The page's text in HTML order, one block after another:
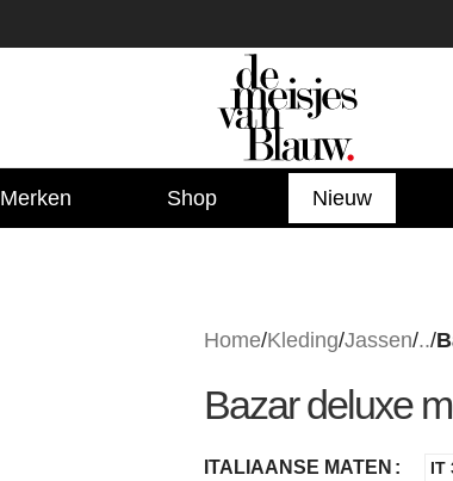
Merken Shop Nieuw
Home/Kleding/Jassen/../
Bazar deluxe
ITALIAANSE MATEN IT